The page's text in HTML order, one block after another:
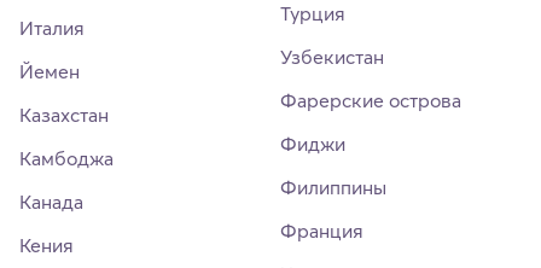
Италия
Йемен
Казахстан
Камбоджа
Канада
Кения
Турция
Узбекистан
Фарерские острова
Фиджи
Филиппины
Франция